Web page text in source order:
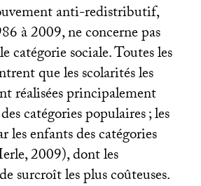
anti-redistributif,
à 2009, ne concerne pas
catégorie sociale. Toutes les
que les scolarités les
réalisées principalement
catégories populaires; les
les enfants des catégories
2009), dont les
surcroît les plus coûteuses.